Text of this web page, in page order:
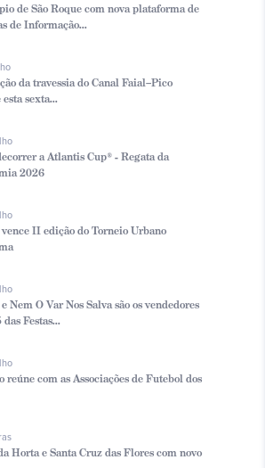
de São Roque com nova plataforma de
de Informação...
da travessia do Canal Faial–Pico
sexta...
a Atlantis Cup® - Regata da
2026
II edição do Torneio Urbano
Nem O Var Nos Salva são os vendedores
Festas...
reúne com as Associações de Futebol dos
Horta e Santa Cruz das Flores com novo